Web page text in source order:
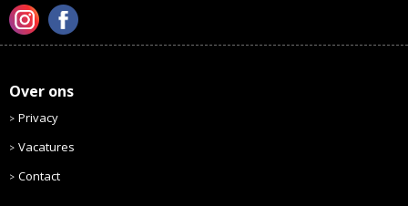
Over ons
Privacy
Vacatures
Contact